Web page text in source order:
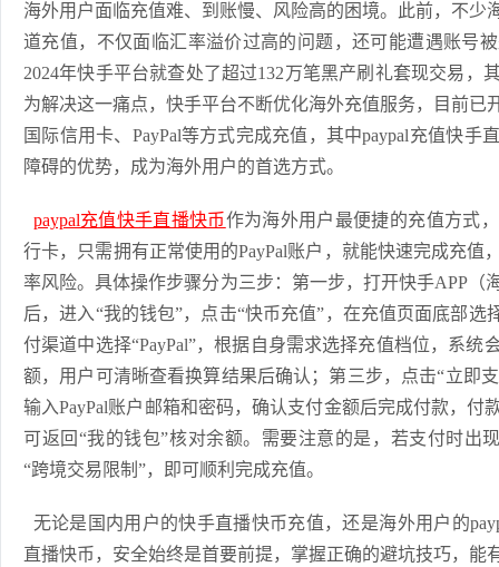
海外用户面临充值难、到账慢、风险高的困境。此前，不少
道充值，不仅面临汇率溢价过高的问题，还可能遭遇账号
2024年快手平台就查处了超过132万笔黑产刷礼套现交易，
为解决这一痛点，快手平台不断优化海外充值服务，目前已
国际信用卡、PayPal等方式完成充值，其中paypal充值快
障碍的优势，成为海外用户的首选方式。
paypal充值快手直播快币作为海外用户最便捷的充值方式
行卡，只需拥有正常使用的PayPal账户，就能快速完成充值
率风险。具体操作步骤分为三步：第一步，打开快手APP（
后，进入“我的钱包”，点击“快币充值”，在充值页面底部选
付渠道中选择“PayPal”，根据自身需求选择充值档位，系统
额，用户可清晰查看换算结果后确认；第三步，点击“立即
输入PayPal账户邮箱和密码，确认支付金额后完成付款，付
可返回“我的钱包”核对余额。需要注意的是，若支付时出
“跨境交易限制”，即可顺利完成充值。
无论是国内用户的快手直播快币充值，还是海外用户的
直播快币，安全始终是首要前提，掌握正确的避坑技巧，能